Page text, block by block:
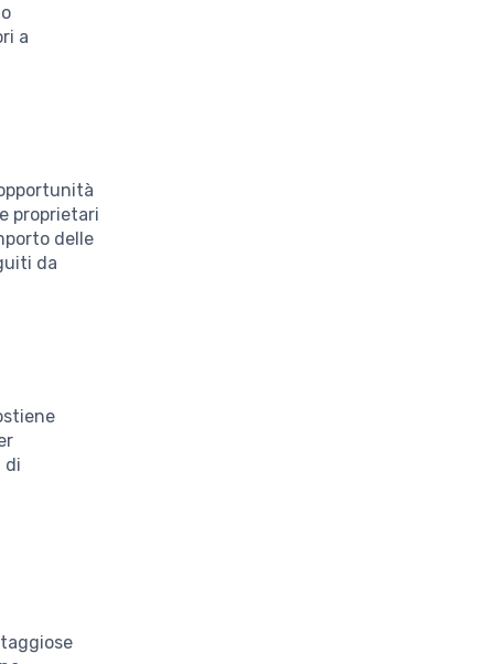
a
proprietari
delle
da
di